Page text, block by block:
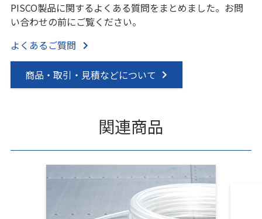
PISCO製品に関するよくある質問をまとめました。お問
い合わせの前にご覧ください。
よくあるご質問
商品・取引・見積などについて
関連商品